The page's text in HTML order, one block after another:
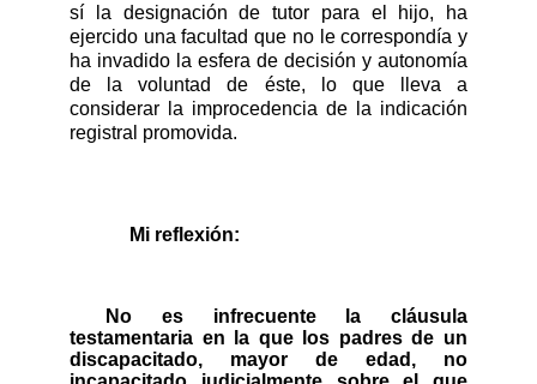
sí la designación de tutor para el hijo, ha
ejercido una facultad que no le correspondía y
ha invadido la esfera de decisión y autonomía
de la voluntad de éste, lo que lleva a
considerar la improcedencia de la indicación
registral promovida.
Mi reflexión:
No es infrecuente la cláusula
testamentaria en la que los padres de un
discapacitado, mayor de edad, no